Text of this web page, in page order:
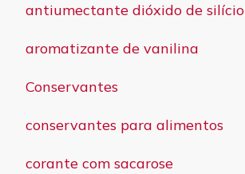
antiumectante dióxido de silício
aromatizante de vanilina
Conservantes
conservantes para alimentos
corante com sacarose